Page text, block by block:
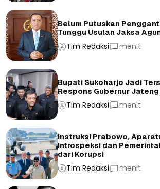
Belum Putuskan
Tunggu Usulan Jaksa
Tim Redaksi menit
Bupati Sukoharjo Jadi
Respons Gubernur
Tim Redaksi menit
Instruksi Prabowo,
Introspeksi dan
dari Korupsi
Tim Redaksi menit